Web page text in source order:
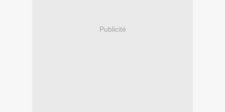
Publicité